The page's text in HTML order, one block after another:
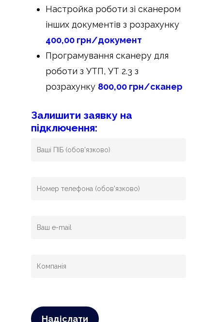
Настройка роботи зі сканером
інших документів з розрахунку
400,00 грн/документ
Програмування сканеру для
роботи з УТП, УТ 2.3 з
розрахунку 800,00 грн/сканер
Залишити заявку на
підключення: